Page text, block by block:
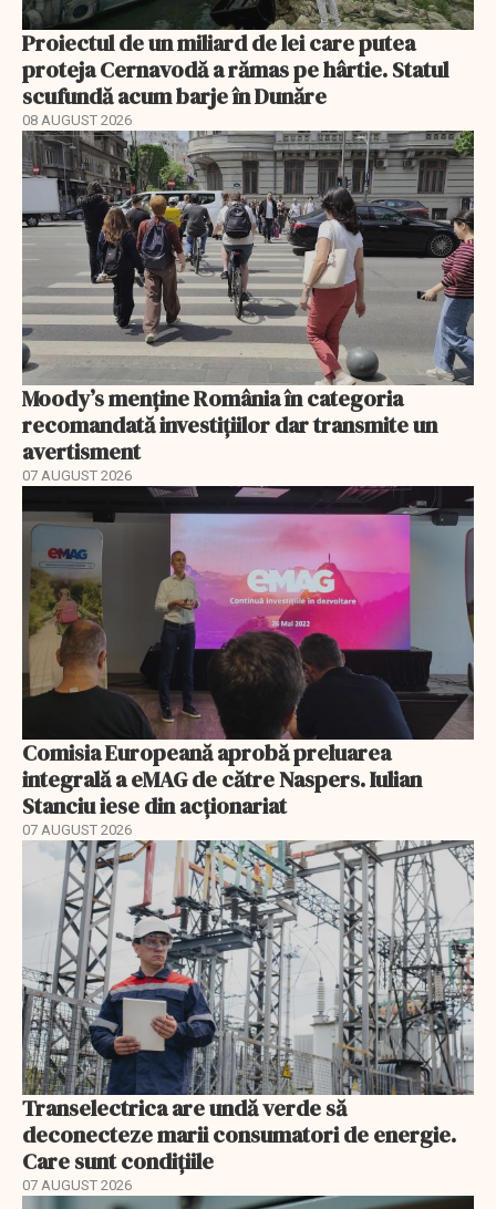
Proiectul de un miliard de lei care putea
proteja Cernavodă a rămas pe hârtie. Statul
scufundă acum barje în Dunăre
08 AUGUST 2026
Moody’s menține România în categoria
recomandată investițiilor dar transmite un
avertisment
07 AUGUST 2026
Comisia Europeană aprobă preluarea
integrală a eMAG de către Naspers. Iulian
Stanciu iese din acționariat
07 AUGUST 2026
Transelectrica are undă verde să
deconecteze marii consumatori de energie.
Care sunt condițiile
07 AUGUST 2026